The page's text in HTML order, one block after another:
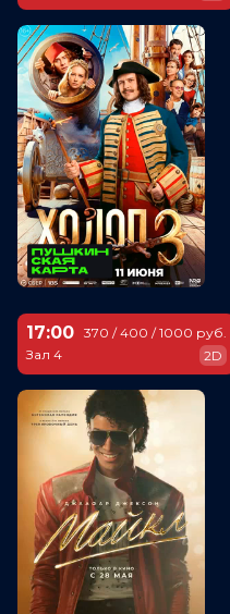
17:00
Зал 4
370 / 400 / 1000 руб.
2D